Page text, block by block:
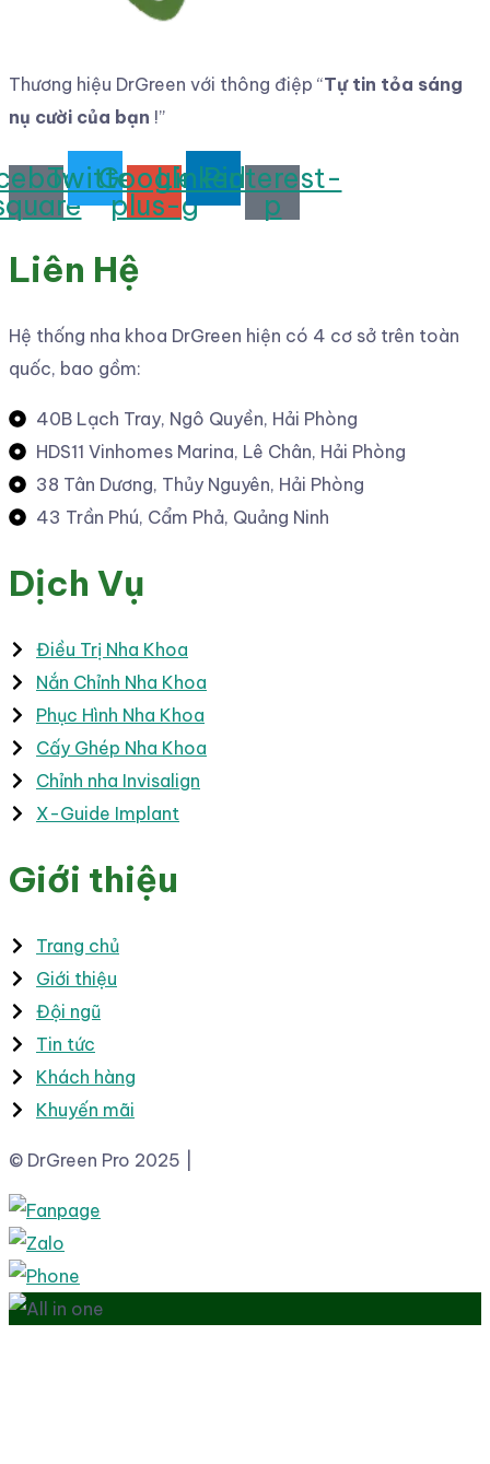
Thương hiệu DrGreen với thông điệp “Tự tin tỏa sáng
nụ cười của bạn !”
TwitterGoogle-
plus-g
Linkedin
Pinterest-
p
Liên Hệ
Hệ thống nha khoa DrGreen hiện có 4 cơ sở trên toàn
quốc, bao gồm:
40B Lạch Tray, Ngô Quyền, Hải Phòng
HDS11 Vinhomes Marina, Lê Chân, Hải Phòng
38 Tân Dương, Thủy Nguyên, Hải Phòng
43 Trần Phú, Cẩm Phả, Quảng Ninh
Dịch Vụ
Điều Trị Nha Khoa
Nắn Chỉnh Nha Khoa
Phục Hình Nha Khoa
Cấy Ghép Nha Khoa
Chỉnh nha Invisalign
X-Guide Implant
Giới thiệu
Trang chủ
Giới thiệu
Đội ngũ
Tin tức
Khách hàng
Khuyến mãi
© DrGreen Pro 2025 |